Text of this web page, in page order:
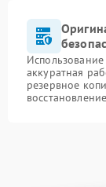
аккуратная
резервное